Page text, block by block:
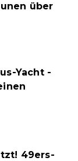
über
Yacht -
49ers-